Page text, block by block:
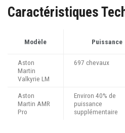
Caractéristiques
Modèle Puissance
Aston
Martin
Valkyrie LM
697 chevaux
Aston
Martin AMR
Pro
Environ 40% de
puissance
supplémentaire